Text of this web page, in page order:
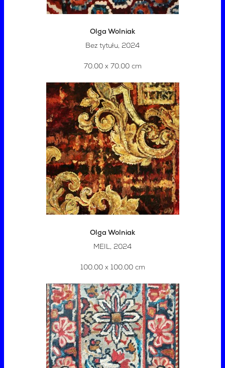
Olga Wolniak
Bez tytułu, 2024
70.00 x 70.00 cm
Olga Wolniak
MEIL, 2024
100.00 x 100.00 cm